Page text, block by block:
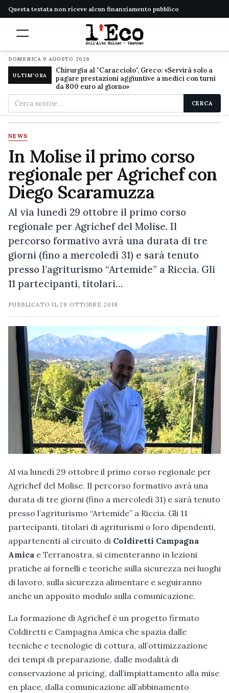
Questa testata non riceve alcun finanziamento pubblico
DOMENICA 9 AGOSTO 2026
ULTIM'ORA
Chirurgia al "Caracciolo", Greco: «Servirà solo a
pagare prestazioni aggiuntive a medici con turni
da 800 euro al giorno»
Cerca
nel
sito
CERCA
NEWS
In Molise il primo corso
regionale per Agrichef con
Diego Scaramuzza
Al via lunedì 29 ottobre il primo corso
regionale per Agrichef del Molise. Il
percorso formativo avrà una durata di tre
giorni (fino a mercoledì 31) e sarà tenuto
presso l’agriturismo “Artemide” a Riccia. Gli
11 partecipanti, titolari…
PUBBLICATO IL28 OTTOBRE 2018
Al via lunedì 29 ottobre il primo corso regionale per
Agrichef del Molise. Il percorso formativo avrà una
durata di tre giorni (fino a mercoledì 31) e sarà tenuto
presso l’agriturismo “Artemide” a Riccia. Gli 11
partecipanti, titolari di agriturismi o loro dipendenti,
appartenenti al circuito di Coldiretti Campagna
Amica e Terranostra, si cimenteranno in lezioni
pratiche ai fornelli e teoriche sulla sicurezza nei luoghi
di lavoro, sulla sicurezza alimentare e seguiranno
anche un apposito modulo sulla comunicazione.
La formazione di Agrichef è un progetto firmato
Coldiretti e Campagna Amica che spazia dalle
tecniche e tecnologie di cottura, all’ottimizzazione
dei tempi di preparazione, dalle modalità di
conservazione al pricing, dall’impiattamento alla mise
en place, dalla comunicazione all’abbinamento